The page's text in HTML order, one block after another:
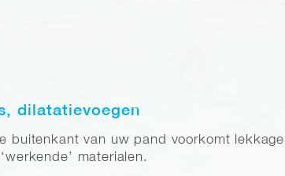
dilatatievoegen
buitenkant van uw pand voorkomt
materialen.